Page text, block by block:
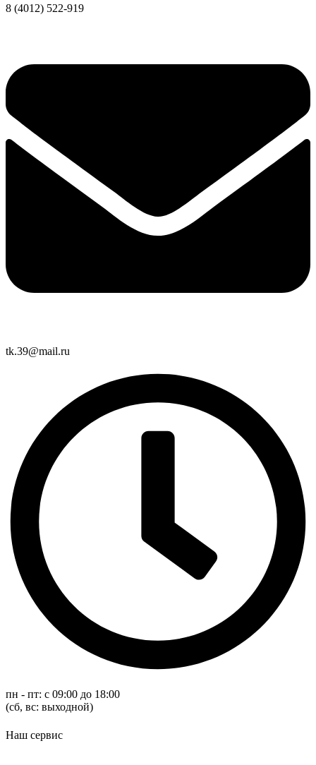
8 (4012) 522-919
tk.39@mail.ru
пн - пт: с 09:00 до 18:00
(cб, вс: выходной)
Наш сервис